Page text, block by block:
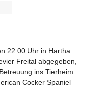
22.00 Uhr in Hartha
Freital abgegeben,
ins Tierheim
Cocker Spaniel –